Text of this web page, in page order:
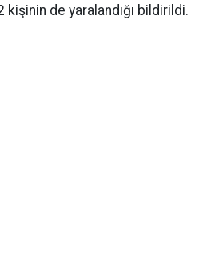
kişinin de yaralandığı bildirildi.